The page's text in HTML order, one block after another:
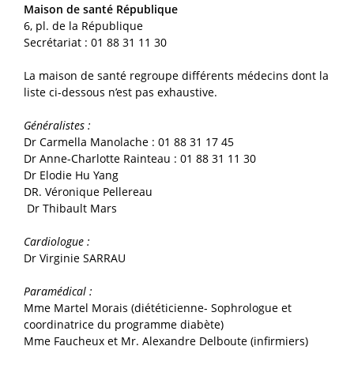
Maison de santé République
6, pl. de la République
Secrétariat : 01 88 31 11 30
La maison de santé regroupe différents médecins dont la
liste ci-dessous n’est pas exhaustive.
Généralistes :
Dr Carmella Manolache : 01 88 31 17 45
Dr Anne-Charlotte Rainteau : 01 88 31 11 30
Dr Elodie Hu Yang
DR. Véronique Pellereau
Dr Thibault Mars
Cardiologue :
Dr Virginie SARRAU
Paramédical :
Mme Martel Morais (diététicienne- Sophrologue et
coordinatrice du programme diabète)
Mme Faucheux et Mr. Alexandre Delboute (infirmiers)